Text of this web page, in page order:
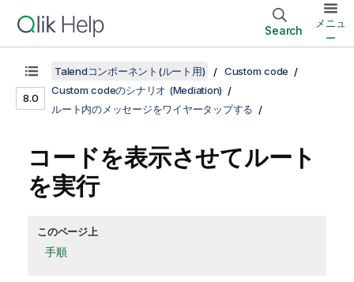
Search
メニュ
ー
8.0
Talendコンポーネント(ルート用)
Custom code
Custom codeのシナリオ (Mediation)
ルート内のメッセージをワイヤータップする
コードを表示させてルート
を実行
このページ上
手順